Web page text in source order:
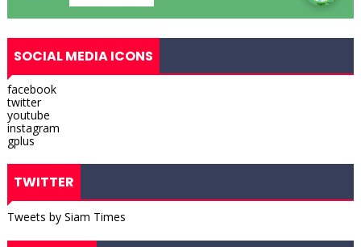
SOCIAL MEDIA ICONS
facebook
twitter
youtube
instagram
gplus
TWITTER
Tweets by Siam Times